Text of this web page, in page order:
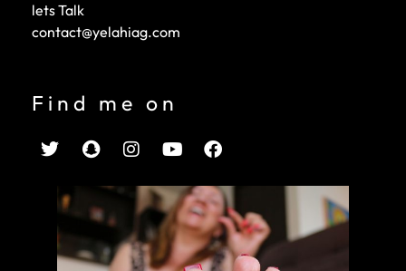
lets Talk
contact@yelahiag.com
Find me on